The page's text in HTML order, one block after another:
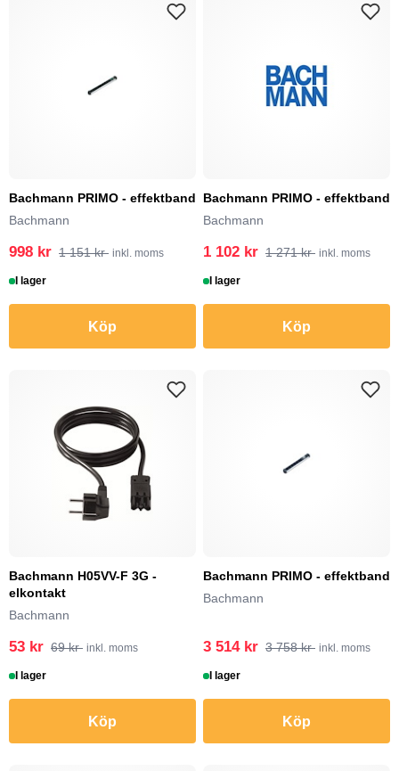
Bachmann PRIMO - effektband
Bachmann
998 kr 1 151 kr inkl. moms
I lager
Köp
Bachmann PRIMO - effektband
Bachmann
1 102 kr 1 271 kr inkl. moms
I lager
Köp
Bachmann H05VV-F 3G -
elkontakt
Bachmann
53 kr 69 kr inkl. moms
I lager
Köp
Bachmann PRIMO - effektband
Bachmann
3 514 kr 3 758 kr inkl. moms
I lager
Köp